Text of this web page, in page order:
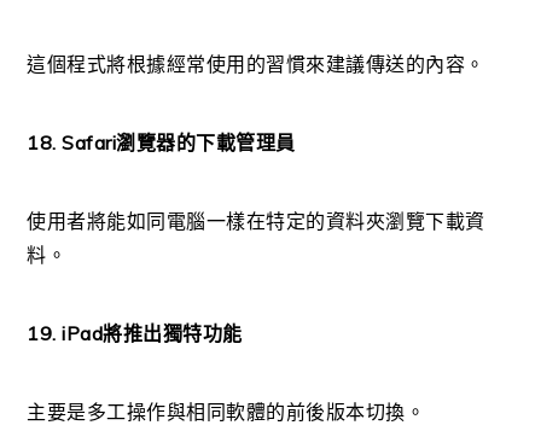
這個程式將根據經常使用的習慣來建議傳送的內容。
18. Safari瀏覽器的下載管理員
使用者將能如同電腦一樣在特定的資料夾瀏覽下載資
料。
19. iPad將推出獨特功能
主要是多工操作與相同軟體的前後版本切換。